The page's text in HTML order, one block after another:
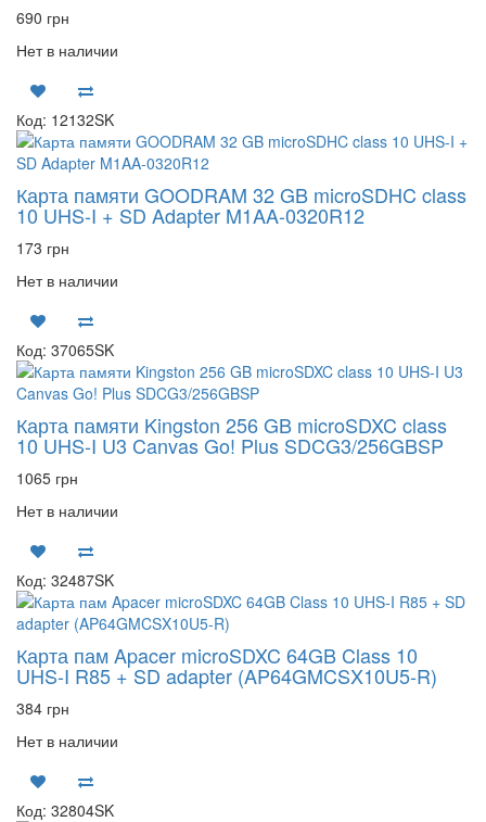
690 грн
Нет в наличии
Код: 12132SK
Карта памяти GOODRAM 32 GB microSDHC class
10 UHS-I + SD Adapter M1AA-0320R12
173 грн
Нет в наличии
Код: 37065SK
Карта памяти Kingston 256 GB microSDXC class
10 UHS-I U3 Canvas Go! Plus SDCG3/256GBSP
1065 грн
Нет в наличии
Код: 32487SK
Карта пам Apacer microSDXC 64GB Class 10
UHS-I R85 + SD adapter (AP64GMCSX10U5-R)
384 грн
Нет в наличии
Код: 32804SK